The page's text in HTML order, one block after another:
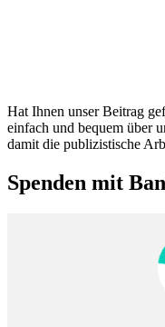
Hat Ihnen unser Beitrag
einfach und bequem über
damit die publi­zis­tische
Spenden mit